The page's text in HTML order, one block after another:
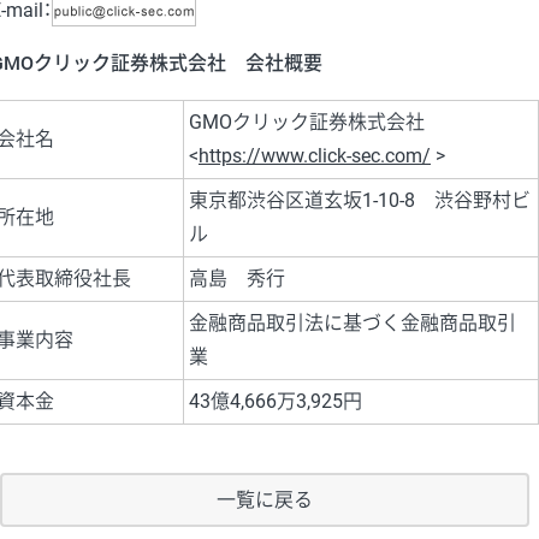
mail：
クリック証券株式会社 会社概要
社名
GMOクリック証券株式会社
<https://www.click-sec.com/ >
在地
東京都渋谷区道玄坂1-10-8 渋谷野村ビ
ル
表取締役社長
高島 秀行
業内容
金融商品取引法に基づく金融商品取引
業
本金
43億4,666万3,925円
一覧に戻る